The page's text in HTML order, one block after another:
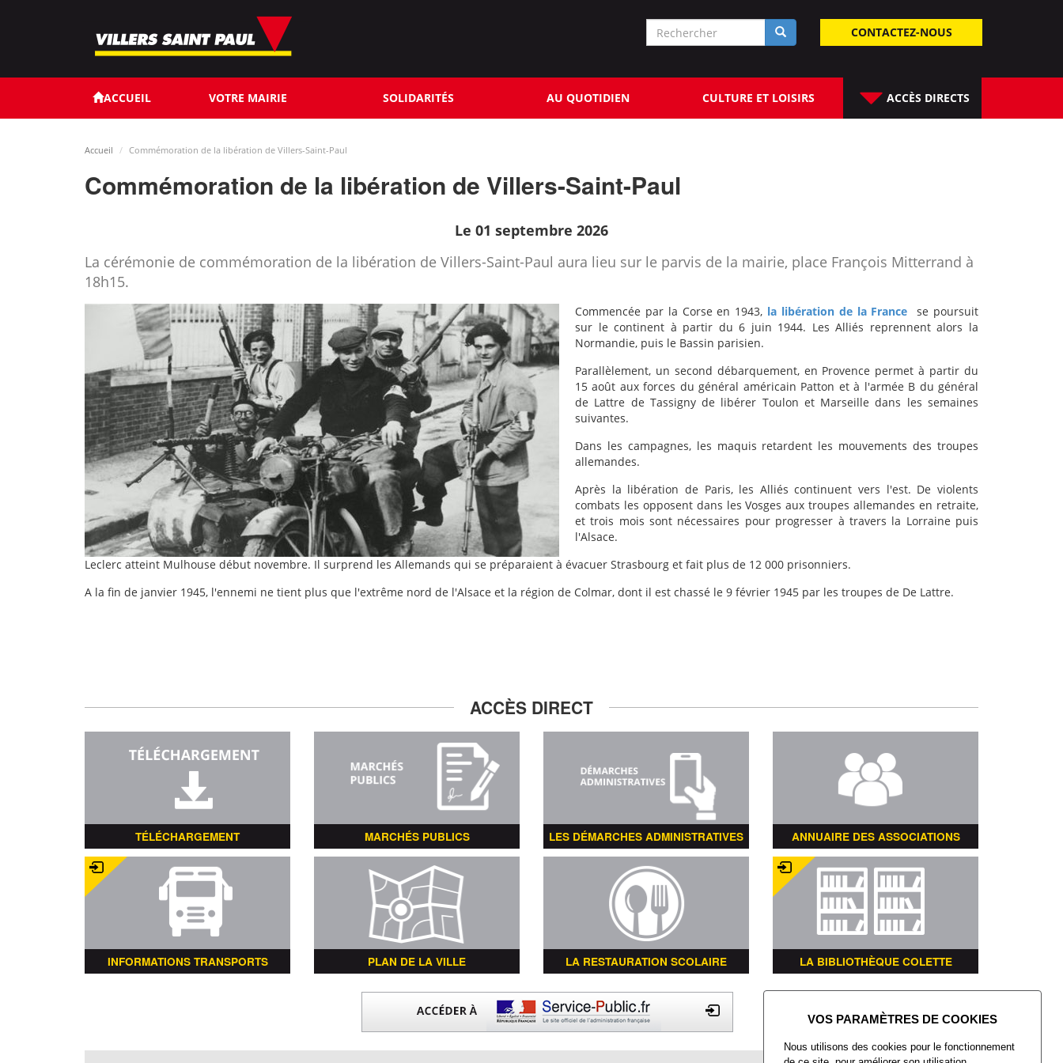
CONTACTEZ-NOUS
Formulaire
recherche
ACCUEIL VOTRE MAIRIE SOLIDARITÉS AU QUOTIDIEN CULTURE ET LOISIRS ACCÈS DIRECTS
Accueil Commémoration de la libération de Villers-Saint-Paul
Commémoration de la libération de Villers-Saint-Paul
Le 01 septembre 2026
La cérémonie de commémoration de la libération de Villers-Saint-Paul aura lieu sur le parvis de la mairie, place François Mitterrand à
18h15.
Commencée par la Corse en 1943, la libération de la France se poursuit
sur le continent à partir du 6 juin 1944. Les Alliés reprennent alors la
Normandie, puis le Bassin parisien.
Parallèlement, un second débarquement, en Provence permet à partir du
15 août aux forces du général américain Patton et à l'armée B du général
de Lattre de Tassigny de libérer Toulon et Marseille dans les semaines
suivantes.
Dans les campagnes, les maquis retardent les mouvements des troupes
allemandes.
Après la libération de Paris, les Alliés continuent vers l'est. De violents
combats les opposent dans les Vosges aux troupes allemandes en retraite,
et trois mois sont nécessaires pour progresser à travers la Lorraine puis
l'Alsace.
Leclerc atteint Mulhouse début novembre. Il surprend les Allemands qui se préparaient à évacuer Strasbourg et fait plus de 12 000 prisonniers.
A la fin de janvier 1945, l'ennemi ne tient plus que l'extrême nord de l'Alsace et la région de Colmar, dont il est chassé le 9 février 1945 par les troupes de De Lattre.
ACCÈS DIRECT
TÉLÉCHARGEMENT MARCHÉS PUBLICS LES DÉMARCHES ADMINISTRATIVES ANNUAIRE DES ASSOCIATIONS
INFORMATIONS TRANSPORTS PLAN DE LA VILLE LA RESTAURATION SCOLAIRE LA BIBLIOTHÈQUE COLETTE
Nous utilisons des cookies pour le fonctionnement